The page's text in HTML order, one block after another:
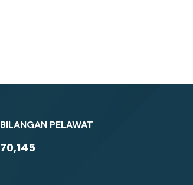
BILANGAN PELAWAT
70,145